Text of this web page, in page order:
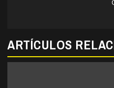
ARTÍCULOS